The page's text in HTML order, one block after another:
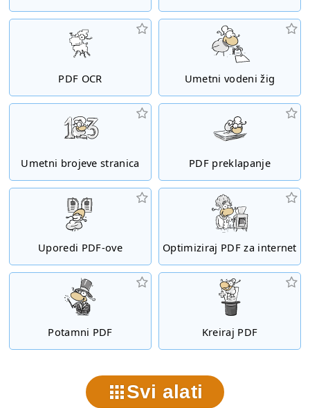
PDF OCR Umetni vodeni žig
Umetni brojeve stranica PDF preklapanje
Uporedi PDF-ove Optimiziraj PDF za internet
Potamni PDF Kreiraj PDF
Svi alati